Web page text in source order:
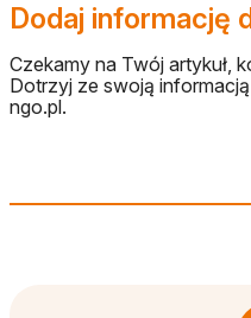
Dodaj informację
Czekamy na Twój artykuł,
Dotrzyj ze swoją
ngo.pl.